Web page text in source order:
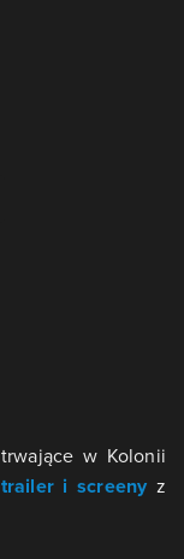
w Kolonii
i screeny z